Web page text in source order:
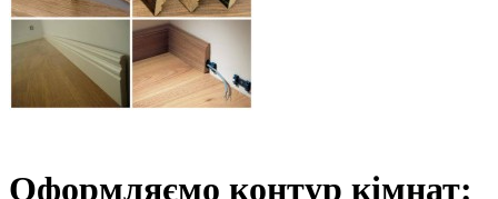
Оформляємо контур кімнат: